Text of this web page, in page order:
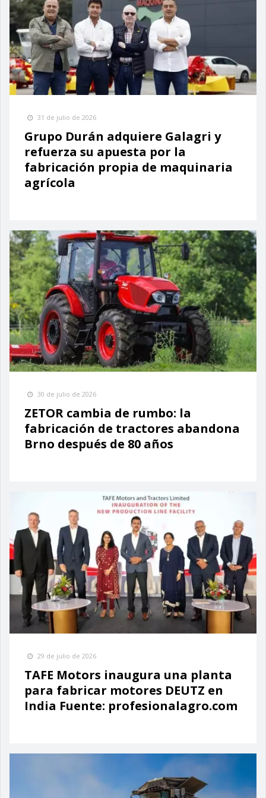
31 de julio de 2026
Grupo Durán adquiere Galagri y
refuerza su apuesta por la
fabricación propia de maquinaria
agrícola
30 de julio de 2026
ZETOR cambia de rumbo: la
fabricación de tractores abandona
Brno después de 80 años
29 de julio de 2026
TAFE Motors inaugura una planta
para fabricar motores DEUTZ en
India Fuente: profesionalagro.com